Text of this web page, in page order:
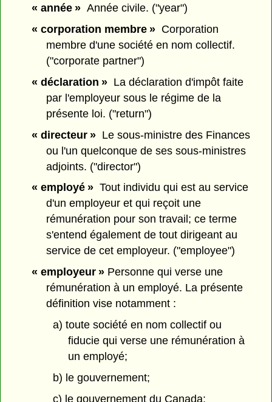
« année »Année civile. ("year")
« corporation membre »Corporation
membre d'une société en nom collectif.
("corporate partner")
« déclaration »La déclaration d'impôt faite
par l'employeur sous le régime de la
présente loi. ("return")
« directeur »Le sous-ministre des Finances
ou l'un quelconque de ses sous-ministres
adjoints. ("director")
« employé »Tout individu qui est au service
d'un employeur et qui reçoit une
rémunération pour son travail; ce terme
s'entend également de tout dirigeant au
service de cet employeur. ("employee")
« employeur »Personne qui verse une
rémunération à un employé. La présente
définition vise notamment :
a) toute société en nom collectif ou
fiducie qui verse une rémunération à
un employé;
b) le gouvernement;
c) le gouvernement du Canada;